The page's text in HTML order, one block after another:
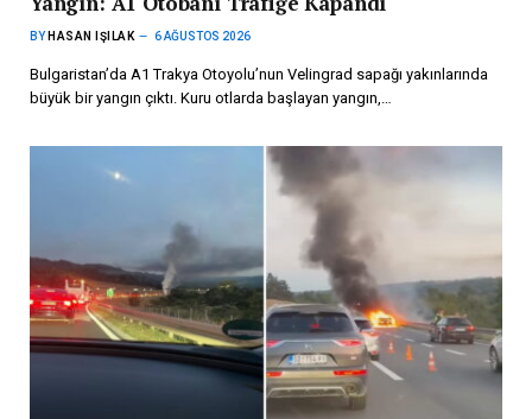
BY HASAN IŞILAK 6 AĞUSTOS 2026
Bulgaristan’da A1 Trakya Otoyolu’nun Velingrad sapağı yakınlarında
büyük bir yangın çıktı. Kuru otlarda başlayan yangın,…